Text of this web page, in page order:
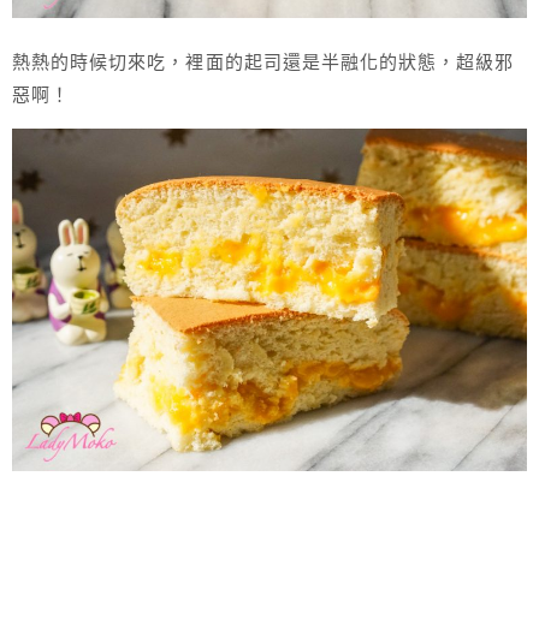
熱熱的時候切來吃，裡面的起司還是半融化的狀態，超級邪
惡啊！